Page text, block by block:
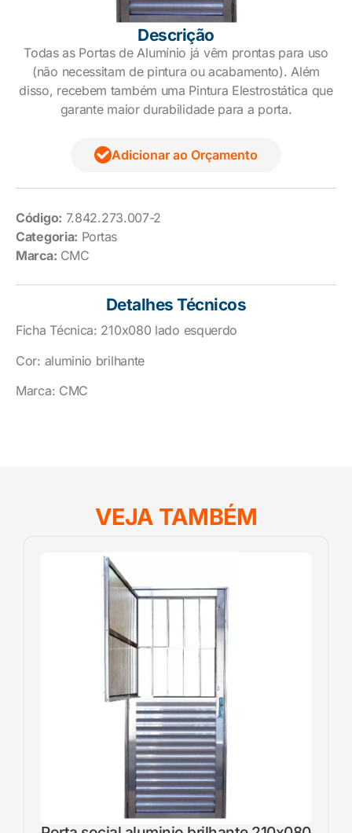
Descrição
Todas as Portas de Alumínio já vêm prontas para uso
(não necessitam de pintura ou acabamento). Além
disso, recebem também uma Pintura Elestrostática que
garante maior durabilidade para a porta.
Adicionar ao Orçamento
Código: 7.842.273.007-2
Categoria: Portas
Marca: CMC
Detalhes Técnicos
Ficha Técnica: 210x080 lado esquerdo
Cor: aluminio brilhante
Marca: CMC
VEJA TAMBÉM